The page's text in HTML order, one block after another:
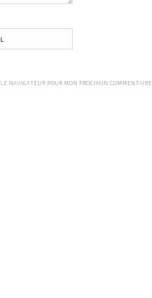
NAVIGATEUR POUR MON PROCHAIN COMMENTAIRE.